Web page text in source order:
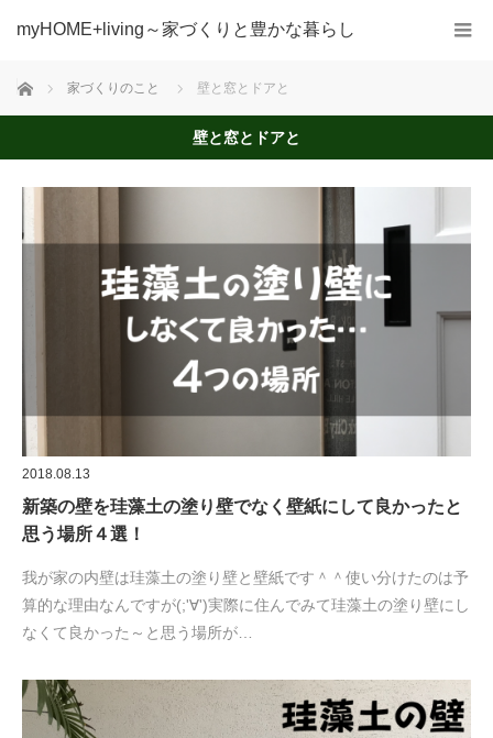
myHOME+living～家づくりと豊かな暮らし
ホーム 家づくりのこと 壁と窓とドアと
壁と窓とドアと
2018.08.13
新築の壁を珪藻土の塗り壁でなく壁紙にして良かったと
思う場所４選！
我が家の内壁は珪藻土の塗り壁と壁紙です＾＾使い分けたのは予
算的な理由なんですが(;'∀')実際に住んでみて珪藻土の塗り壁にし
なくて良かった～と思う場所が…